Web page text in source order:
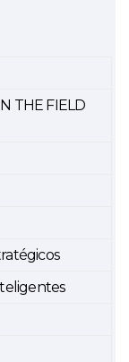
THE FIELD